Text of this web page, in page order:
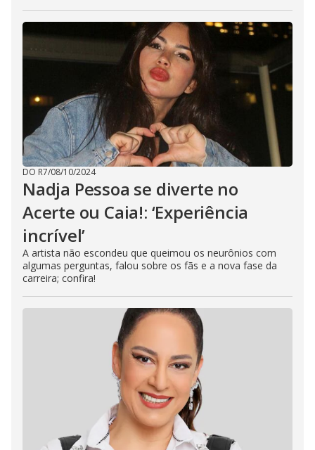
DO R7/08/10/2024
Nadja Pessoa se diverte no
Acerte ou Caia!: ‘Experiência
incrível’
A artista não escondeu que queimou os neurônios com
algumas perguntas, falou sobre os fãs e a nova fase da
carreira; confira!